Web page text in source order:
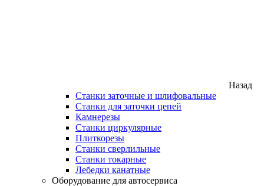
Назад
Станки заточные и шлифовальные
Станки для заточки цепей
Камнерезы
Станки циркулярные
Плиткорезы
Станки сверлильные
Станки токарные
Лебедки канатные
Оборудование для автосервиса